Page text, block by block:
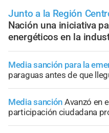
Junto a la Región
Nación una iniciativa
energéticos en la
Media sanción para la
paraguas antes de que
Media sanción Avanzó en
participación ciudadana